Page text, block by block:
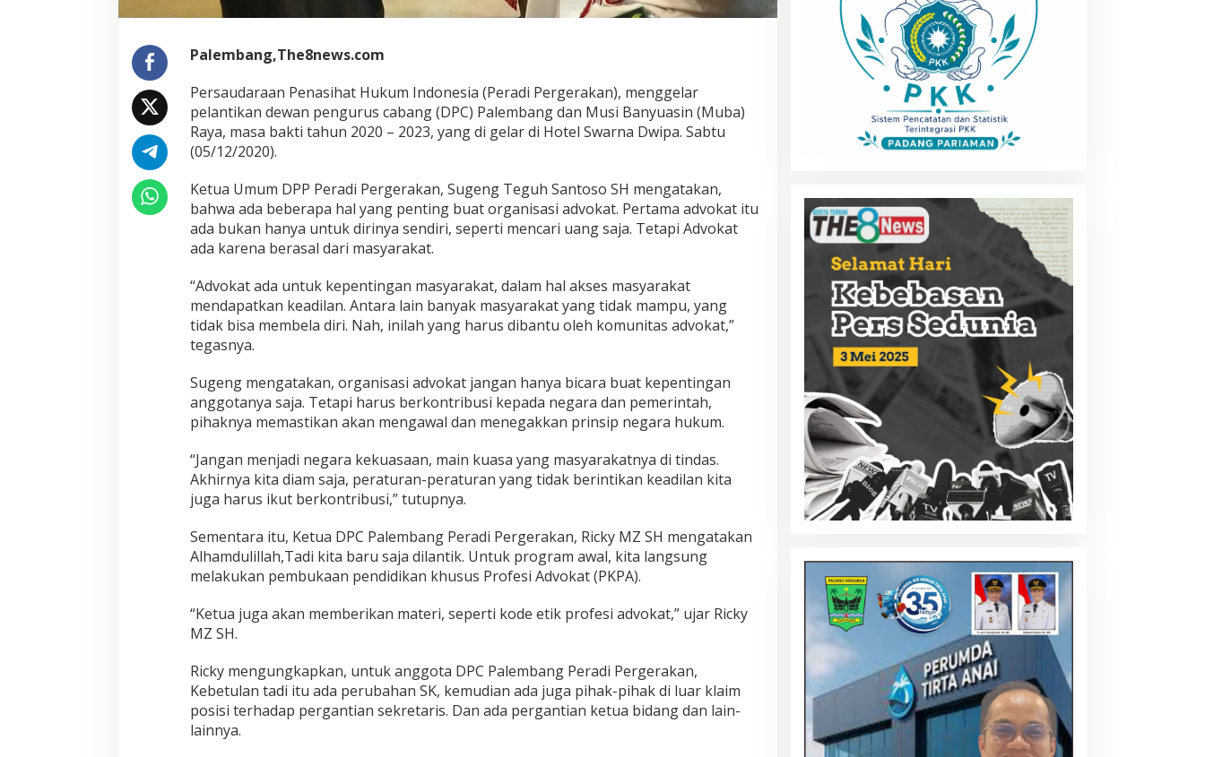
Palembang,The8news.com
Persaudaraan Penasihat Hukum Indonesia (Peradi Pergerakan), menggelar
pelantikan dewan pengurus cabang (DPC) Palembang dan Musi Banyuasin (Muba)
Raya, masa bakti tahun 2020 – 2023, yang di gelar di Hotel Swarna Dwipa. Sabtu
(05/12/2020).
Ketua Umum DPP Peradi Pergerakan, Sugeng Teguh Santoso SH mengatakan,
bahwa ada beberapa hal yang penting buat organisasi advokat. Pertama advokat itu
ada bukan hanya untuk dirinya sendiri, seperti mencari uang saja. Tetapi Advokat
ada karena berasal dari masyarakat.
“Advokat ada untuk kepentingan masyarakat, dalam hal akses masyarakat
mendapatkan keadilan. Antara lain banyak masyarakat yang tidak mampu, yang
tidak bisa membela diri. Nah, inilah yang harus dibantu oleh komunitas advokat,”
tegasnya.
Sugeng mengatakan, organisasi advokat jangan hanya bicara buat kepentingan
anggotanya saja. Tetapi harus berkontribusi kepada negara dan pemerintah,
pihaknya memastikan akan mengawal dan menegakkan prinsip negara hukum.
“Jangan menjadi negara kekuasaan, main kuasa yang masyarakatnya di tindas.
Akhirnya kita diam saja, peraturan-peraturan yang tidak berintikan keadilan kita
juga harus ikut berkontribusi,” tutupnya.
Sementara itu, Ketua DPC Palembang Peradi Pergerakan, Ricky MZ SH mengatakan
Alhamdulillah,Tadi kita baru saja dilantik. Untuk program awal, kita langsung
melakukan pembukaan pendidikan khusus Profesi Advokat (PKPA).
“Ketua juga akan memberikan materi, seperti kode etik profesi advokat,” ujar Ricky
MZ SH.
Ricky mengungkapkan, untuk anggota DPC Palembang Peradi Pergerakan,
Kebetulan tadi itu ada perubahan SK, kemudian ada juga pihak-pihak di luar klaim
posisi terhadap pergantian sekretaris. Dan ada pergantian ketua bidang dan lain-
lainnya.